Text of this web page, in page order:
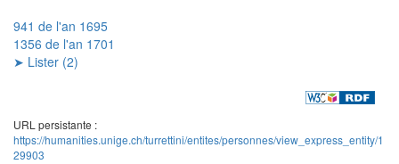
941 de l'an 1695
1356 de l'an 1701
➤ Lister (2)
URL persistante :
https://humanities.unige.ch/turrettini/entites/personnes/view_express_entity/1
29903